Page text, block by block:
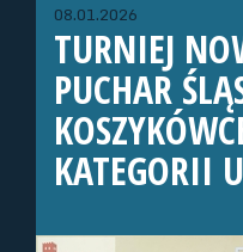
08.01.2026
TURNIEJ
PUCHAR
KATEGORII